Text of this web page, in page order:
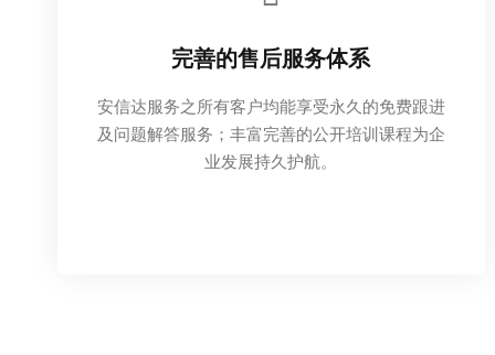
完善的售后服务体系
安信达服务之所有客户均能享受永久的免费跟进
及问题解答服务；丰富完善的公开培训课程为企
业发展持久护航。